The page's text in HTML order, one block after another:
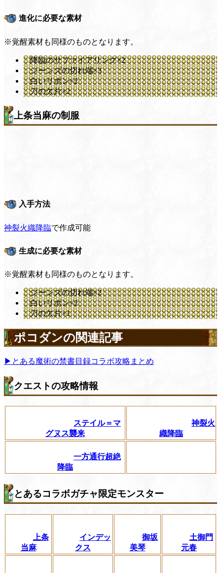
進化に必要な素材
※覚醒素材も同様のものとなります。
降臨のサファイアリング×2
ジーンズの切れ端×3
白いリボン×2
刀の欠片×2
上条当麻の制服
入手方法
神裂火織降臨で作成可能
生成に必要な素材
※覚醒素材も同様のものとなります。
ジーンズの切れ端×2
白いリボン×2
刀の欠片×1
ポコダンの関連記事
▶とある魔術の禁書目録コラボ攻略まとめ
クエストの攻略情報
ステイル＝マ
グヌス襲来
神裂火
織降臨
一方通行超絶
降臨
とあるコラボガチャ限定モンスター
上条
当麻
インデッ
クス
御坂
美琴
土御門
元春